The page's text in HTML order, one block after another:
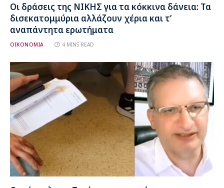
Οι δράσεις της ΝΙΚΗΣ για τα κόκκινα δάνεια: Τα
δισεκατομμύρια αλλάζουν χέρια και τ’
αναπάντητα ερωτήματα
ΟΙΚΟΝΟΜΙΑ 4 MINS READ